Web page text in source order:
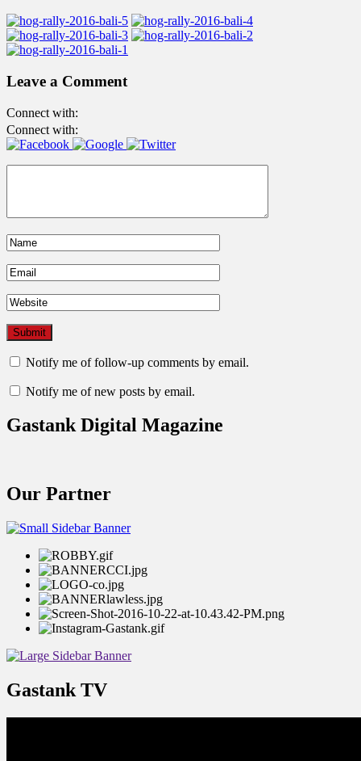
Leave a Comment
Connect with:
Connect with:
Notify me of follow-up comments by email.
Notify me of new posts by email.
Gastank Digital Magazine
Our Partner
Gastank TV